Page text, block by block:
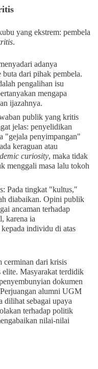
yang ekstrem: pembela
.
adanya
buta dari pihak pembela.
pengalihan isu
mengapa
ijazahnya.
publik yang kritis
jelas: penyelidikan
"gejala penyimpangan"
keraguan atau
curiosity, maka tidak
menggali masa lalu tokoh
Pada tingkat "kultus,"
diabaikan. Opini publik
ancaman terhadap
karena ia
individu di atas
cerminan dari krisis
elite. Masyarakat terdidik
dokumen
alumni UGM
dilihat sebagai upaya
terhadap politik
nilai-nilai